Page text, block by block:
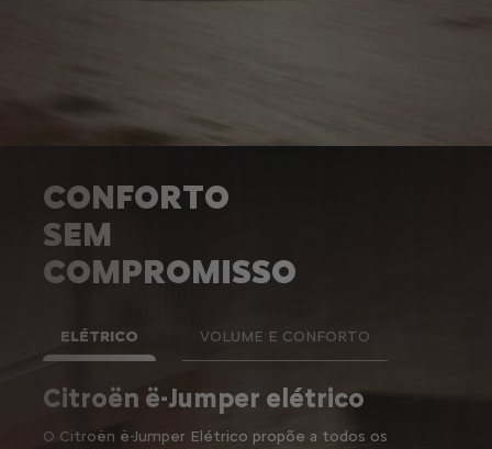
CONFORTO
SEM
COMPROMISSO
Citroën ë-Jumper elétrico
O Citroën ë-Jumper Elétrico propõe a todos os
até 17 m3de carga
Em termos de espaço de carga, o Citroën Jumper é,
ELÉTRICO VOLUME E CONFORTO